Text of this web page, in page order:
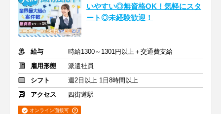
いやすい◎無資格OK！気軽にスタ
ート◎未経験歓迎！
給与
時給1300～1301円以上＋交通費支給
雇用形態
派遣社員
シフト
週2日以上 1日8時間以上
アクセス
四街道駅
オンライン面接可